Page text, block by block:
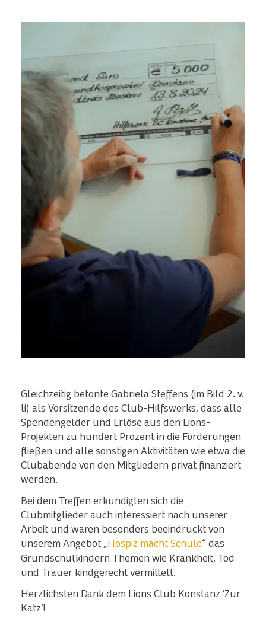
Gleichzeitig betonte Gabriela Steffens (im Bild 2. v.
li) als Vorsitzende des Club-Hilfswerks, dass alle
Spendengelder und Erlöse aus den Lions-
Projekten zu hundert Prozent in die Förderungen
fließen und alle sonstigen Aktivitäten wie etwa die
Clubabende von den Mitgliedern privat finanziert
werden.
Bei dem Treffen erkundigten sich die
Clubmitglieder auch interessiert nach unserer
Arbeit und waren besonders beeindruckt von
unserem Angebot „Hospiz macht Schule“ das
Grundschulkindern Themen wie Krankheit, Tod
und Trauer kindgerecht vermittelt.
Herzlichsten Dank dem Lions Club Konstanz ’Zur
Katz’!